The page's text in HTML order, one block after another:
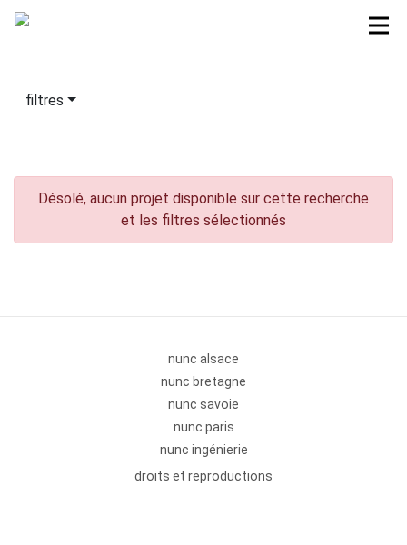
filtres
Désolé, aucun projet disponible sur cette recherche
et les filtres sélectionnés
nunc alsace
nunc bretagne
nunc savoie
nunc paris
nunc ingénierie
droits et reproductions